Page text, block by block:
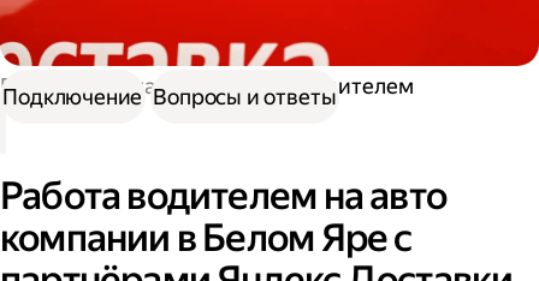
Работа в Доставке Работа водителем
Работа водителем на авто
компании в Белом Яре с
Подключение Вопросы и ответы